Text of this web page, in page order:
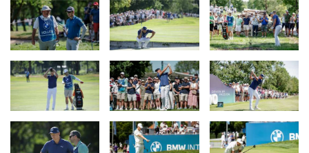
Thomas Rosenmüller:
„Ich finde es unfassbar cool, wie viele
Kinder wieder da sind. Ich erinnere mich immer noch an das
Gefühl, wie es damals als Kind war, hier zu sein. Als Martin
(Kaymer) 2008 gewonnen hat, war ich eines der Kinder, die da
draußen standen, unbedingt ein Autogramm wollten und sich
gefreut haben, wenn Spieler Bälle ausgegeben oder
unterschrieben haben. Nun darf ich ein bisschen was davon
zurückgeben. Insbesondere heute bei unserem deutschen Flight
mit Freddy waren extrem viele Zuschauer da. Ich kann mich nicht
erinnern, wann ich das letzte Mal so viele Zuschauer gesehen
habe. Das ist unfassbar. Es ist einfach geil, hier zu sein.“